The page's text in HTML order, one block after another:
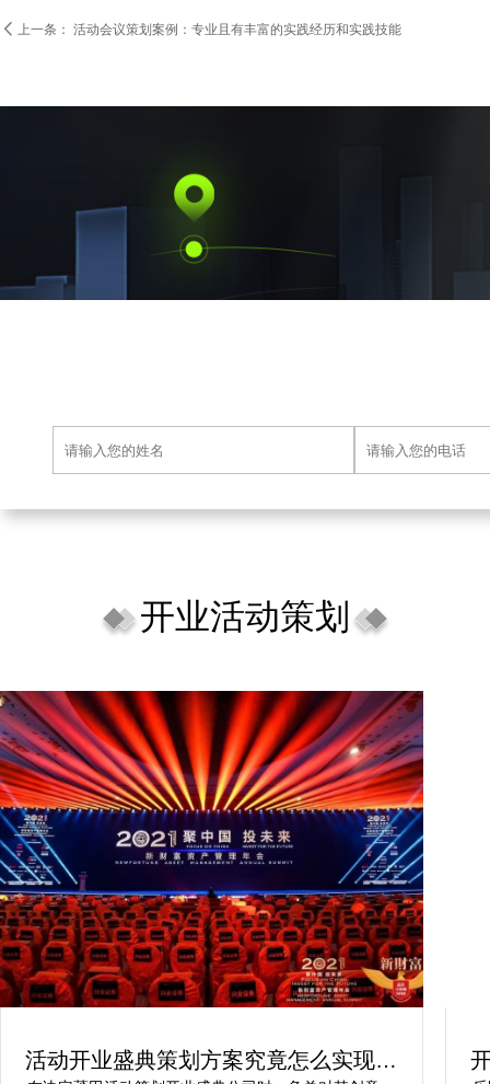
 上一条： 活动会议策划案例：专业且有丰富的实践经历和实践技能
开业活动策划
活动开业盛典策划方案究竟怎么实现梦